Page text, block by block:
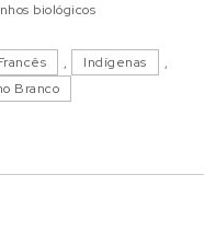
biológicos
, Indígenas
,
Branco